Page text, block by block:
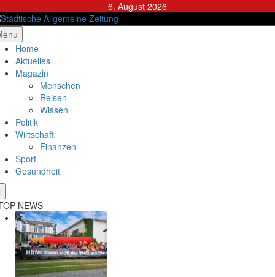
to
content
6. August 2026
Allgemeine Zeitung
Home
Aktuelles
Magazin
Menschen
Reisen
Wissen
Politik
Wirtschaft
Finanzen
Sport
Gesundheit
NEWS